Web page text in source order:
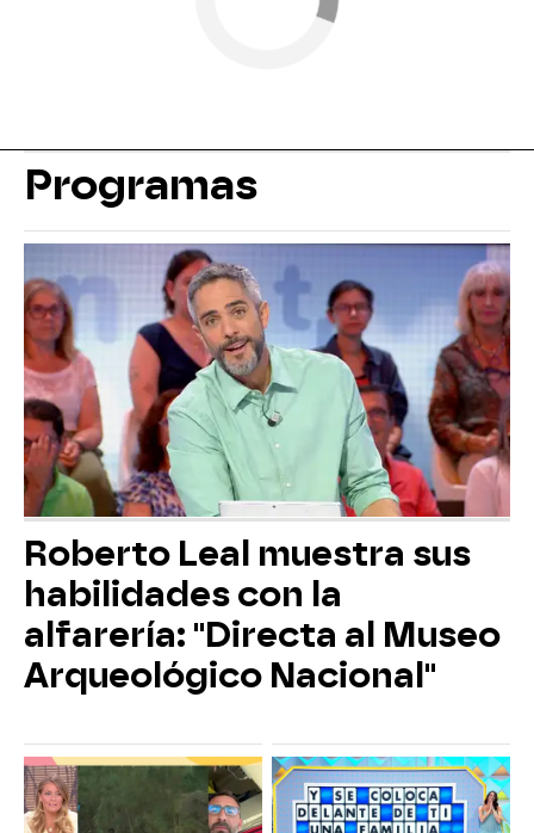
Programas
Roberto Leal muestra sus
habilidades con la
alfarería: "Directa al Museo
Arqueológico Nacional"